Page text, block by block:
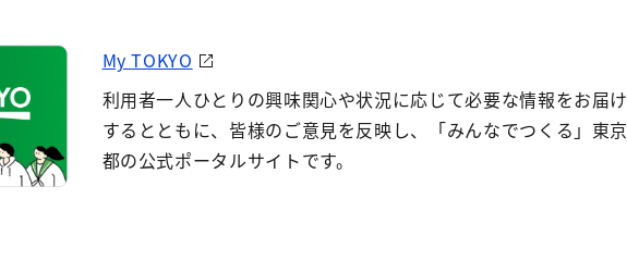
My TOKYO
利用者一人ひとりの興味関心や状況に応じて必要な情報をお届け
するとともに、皆様のご意見を反映し、「みんなでつくる」東京
都の公式ポータルサイトです。